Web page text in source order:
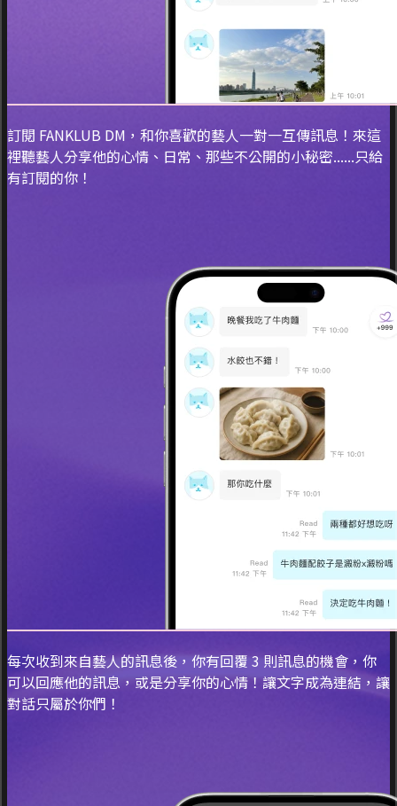
訂閱 FANKLUB DM，和你喜歡的藝人一對一互傳訊息！來這
裡聽藝人分享他的心情、日常、那些不公開的小秘密......只給
有訂閱的你！
每次收到來自藝人的訊息後，你有回覆 3 則訊息的機會，你
可以回應他的訊息，或是分享你的心情！讓文字成為連結，讓
對話只屬於你們！